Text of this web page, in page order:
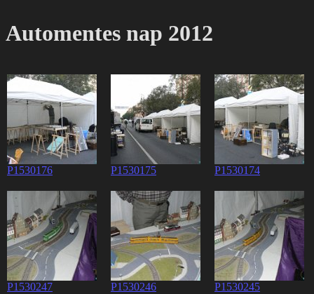
Automentes nap 2012
P1530176 P1530175 P1530174
P1530247 P1530246 P1530245